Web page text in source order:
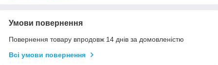
Умови повернення
Повернення товару впродовж 14 днів за домовленістю
Всі умови повернення